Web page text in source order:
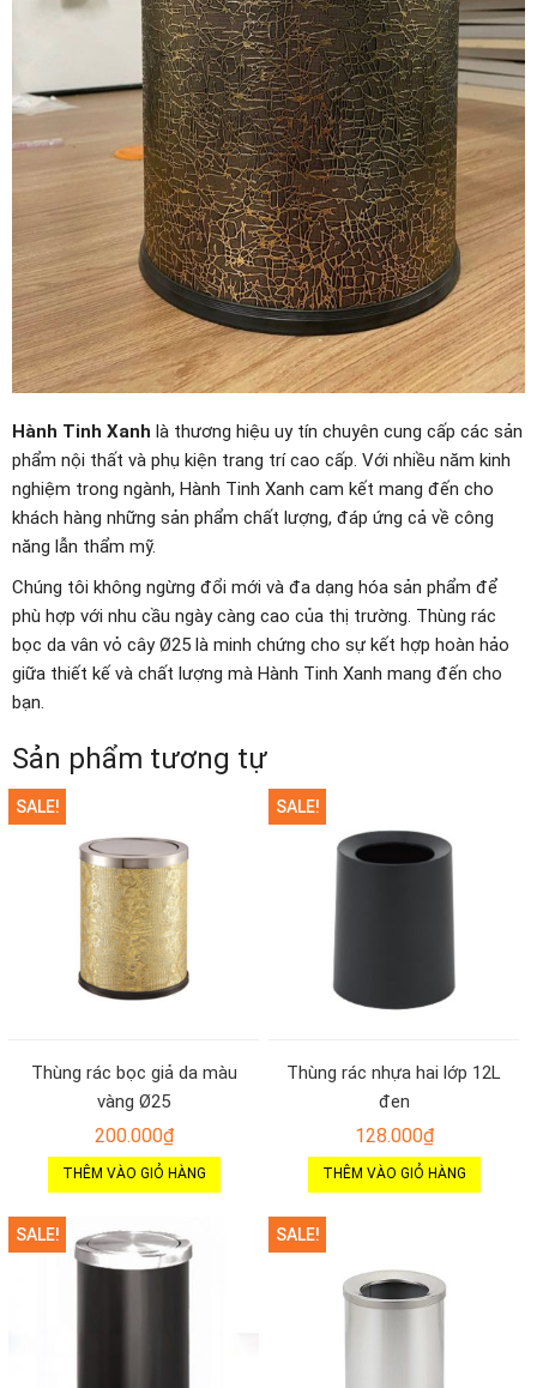
Hành Tinh Xanh là thương hiệu uy tín chuyên cung cấp các sản
phẩm nội thất và phụ kiện trang trí cao cấp. Với nhiều năm kinh
nghiệm trong ngành, Hành Tinh Xanh cam kết mang đến cho
khách hàng những sản phẩm chất lượng, đáp ứng cả về công
năng lẫn thẩm mỹ.
Chúng tôi không ngừng đổi mới và đa dạng hóa sản phẩm để
phù hợp với nhu cầu ngày càng cao của thị trường. Thùng rác
bọc da vân vỏ cây Ø25 là minh chứng cho sự kết hợp hoàn hảo
giữa thiết kế và chất lượng mà Hành Tinh Xanh mang đến cho
bạn.
Sản phẩm tương tự
SALE!
Thùng rác bọc giả da màu
vàng Ø25
200.000₫
THÊM VÀO GIỎ HÀNG
SALE!
Thùng rác nhựa hai lớp 12L
đen
128.000₫
THÊM VÀO GIỎ HÀNG
SALE! SALE!